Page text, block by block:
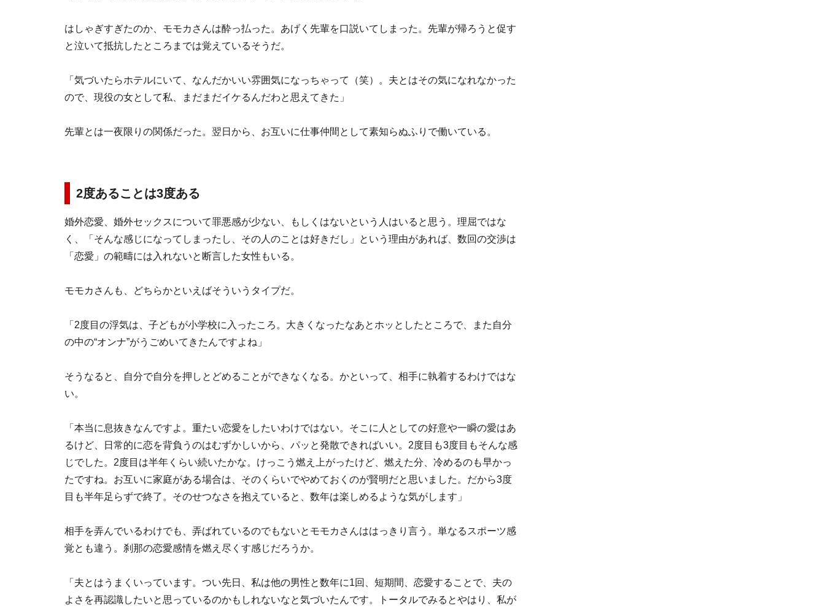
はしゃぎすぎたのか、モモカさんは酔っ払った。あげく先輩を口説いてしまった。先輩が帰ろうと促す
と泣いて抵抗したところまでは覚えているそうだ。
「気づいたらホテルにいて、なんだかいい雰囲気になっちゃって（笑）。夫とはその気になれなかった
ので、現役の女として私、まだまだイケるんだわと思えてきた」
先輩とは一夜限りの関係だった。翌日から、お互いに仕事仲間として素知らぬふりで働いている。
2度あることは3度ある
婚外恋愛、婚外セックスについて罪悪感が少ない、もしくはないという人はいると思う。理屈ではな
く、「そんな感じになってしまったし、その人のことは好きだし」という理由があれば、数回の交渉は
「恋愛」の範疇には入れないと断言した女性もいる。
モモカさんも、どちらかといえばそういうタイプだ。
「2度目の浮気は、子どもが小学校に入ったころ。大きくなったなあとホッとしたところで、また自分
の中の“オンナ”がうごめいてきたんですよね」
そうなると、自分で自分を押しとどめることができなくなる。かといって、相手に執着するわけではな
い。
「本当に息抜きなんですよ。重たい恋愛をしたいわけではない。そこに人としての好意や一瞬の愛はあ
るけど、日常的に恋を背負うのはむずかしいから、パッと発散できればいい。2度目も3度目もそんな感
じでした。2度目は半年くらい続いたかな。けっこう燃え上がったけど、燃えた分、冷めるのも早かっ
たですね。お互いに家庭がある場合は、そのくらいでやめておくのが賢明だと思いました。だから3度
目も半年足らずで終了。そのせつなさを抱えていると、数年は楽しめるような気がします」
相手を弄んでいるわけでも、弄ばれているのでもないとモモカさんははっきり言う。単なるスポーツ感
覚とも違う。刹那の恋愛感情を燃え尽くす感じだろうか。
「夫とはうまくいっています。つい先日、私は他の男性と数年に1回、短期間、恋愛することで、夫の
よさを再認識したいと思っているのかもしれないなと気づいたんです。トータルでみるとやはり、私が